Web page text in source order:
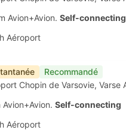
Avion+Avion. Self-connecting
Aéroport
Recommandé
Avion+Avion. Self-connecting
Aéroport